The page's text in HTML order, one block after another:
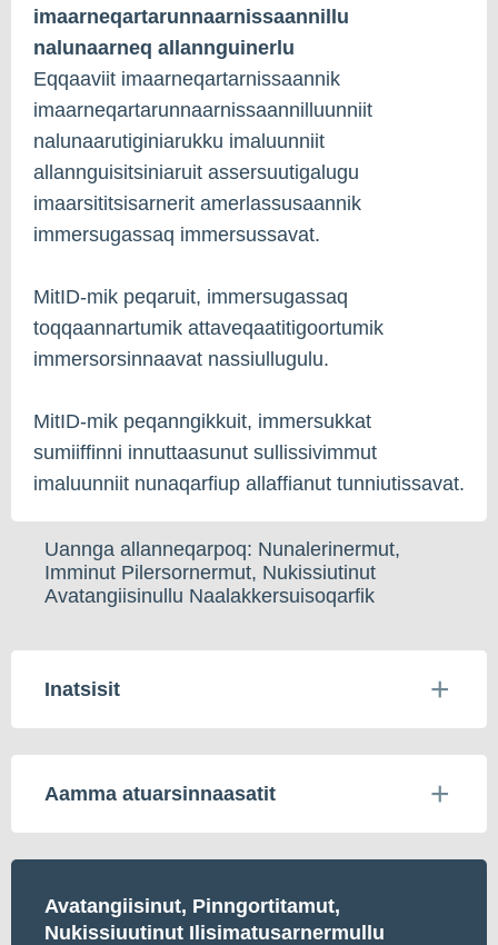
imaarneqartarunnaarnissaannillu
nalunaarneq allannguinerlu
Eqqaaviit imaarneqartarnissaannik
imaarneqartarunnaarnissaannilluunniit
nalunaarutiginiarukku imaluunniit
allannguisitsiniaruit assersuutigalugu
imaarsititsisarnerit amerlassusaannik
immersugassaq immersussavat.
MitID-mik peqaruit, immersugassaq
toqqaannartumik attaveqaatitigoortumik
immersorsinnaavat nassiullugulu.
MitID-mik peqanngikkuit, immersukkat
sumiiffinni innuttaasunut sullissivimmut
imaluunniit nunaqarfiup allaffianut tunniutissavat.
Uannga allanneqarpoq: Nunalerinermut,
Imminut Pilersornermut, Nukissiutinut
Avatangiisinullu Naalakkersuisoqarfik
Inatsisit
Aamma atuarsinnaasatit
Avatangiisinut, Pinngortitamut,
Nukissiuutinut Ilisimatusarnermullu